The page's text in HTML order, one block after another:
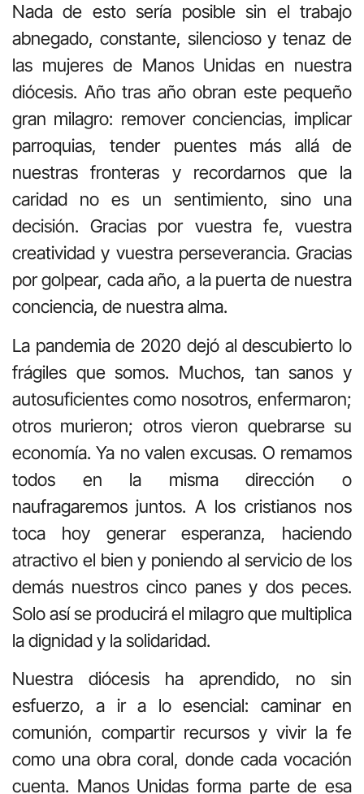
Nada de esto sería posible sin el trabajo
abnegado, constante, silencioso y tenaz de
las mujeres de Manos Unidas en nuestra
diócesis. Año tras año obran este pequeño
gran milagro: remover conciencias, implicar
parroquias, tender puentes más allá de
nuestras fronteras y recordarnos que la
caridad no es un sentimiento, sino una
decisión. Gracias por vuestra fe, vuestra
creatividad y vuestra perseverancia. Gracias
por golpear, cada año, a la puerta de nuestra
conciencia, de nuestra alma.
La pandemia de 2020 dejó al descubierto lo
frágiles que somos. Muchos, tan sanos y
autosuficientes como nosotros, enfermaron;
otros murieron; otros vieron quebrarse su
economía. Ya no valen excusas. O remamos
todos en la misma dirección o
naufragaremos juntos. A los cristianos nos
toca hoy generar esperanza, haciendo
atractivo el bien y poniendo al servicio de los
demás nuestros cinco panes y dos peces.
Solo así se producirá el milagro que multiplica
la dignidad y la solidaridad.
Nuestra diócesis ha aprendido, no sin
esfuerzo, a ir a lo esencial: caminar en
comunión, compartir recursos y vivir la fe
como una obra coral, donde cada vocación
cuenta. Manos Unidas forma parte de esa